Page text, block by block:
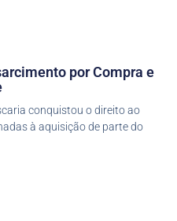
por Compra e
conquistou o direito ao
à aquisição de parte do